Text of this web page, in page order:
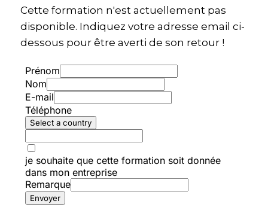
Cette formation n'est actuellement pas
disponible. Indiquez votre adresse email ci-
dessous pour être averti de son retour !